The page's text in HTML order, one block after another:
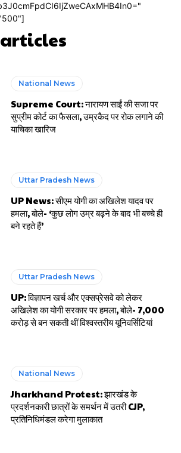
National News
Supreme Court: नारायण साईं की सजा पर
सुप्रीम कोर्ट का फैसला, उम्रकैद पर रोक लगाने की
याचिका खारिज
Uttar Pradesh News
UP News: सीएम योगी का अखिलेश यादव पर
हमला, बोले- ‘कुछ लोग उम्र बढ़ने के बाद भी बच्चे ही
बने रहते हैं’
Uttar Pradesh News
UP: विज्ञापन खर्च और एक्सप्रेसवे को लेकर
अखिलेश का योगी सरकार पर हमला, बोले- 7,000
करोड़ से बन सकती थीं विश्वस्तरीय यूनिवर्सिटियां
National News
Jharkhand Protest: झारखंड के
प्रदर्शनकारी छात्रों के समर्थन में उतरी CJP,
प्रतिनिधिमंडल करेगा मुलाकात